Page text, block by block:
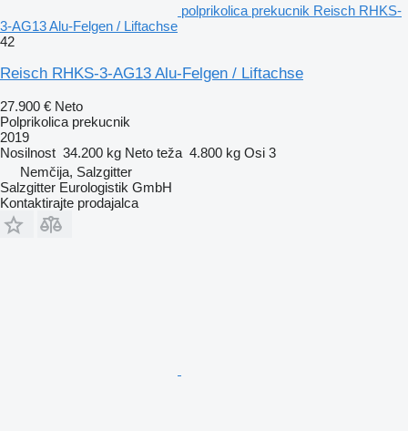
polprikolica prekucnik Reisch RHKS-
3-AG13 Alu-Felgen / Liftachse
42
Reisch RHKS-3-AG13 Alu-Felgen / Liftachse
27.900 € Neto
Polprikolica prekucnik
2019
Nosilnost 34.200 kg Neto teža 4.800 kg Osi 3
Nemčija, Salzgitter
Salzgitter Eurologistik GmbH
Kontaktirajte prodajalca